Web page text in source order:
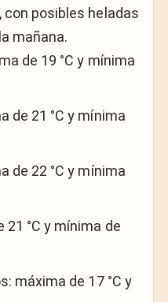
con posibles heladas
mañana.
de 19 °C y mínima
de 21 °C y mínima
de 22 °C y mínima
21 °C y mínima de
máxima de 17 °C y